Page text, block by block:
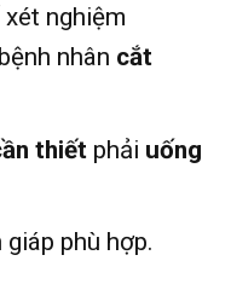
nghiệm
nhân cắt
thiết phải uống
phù hợp.